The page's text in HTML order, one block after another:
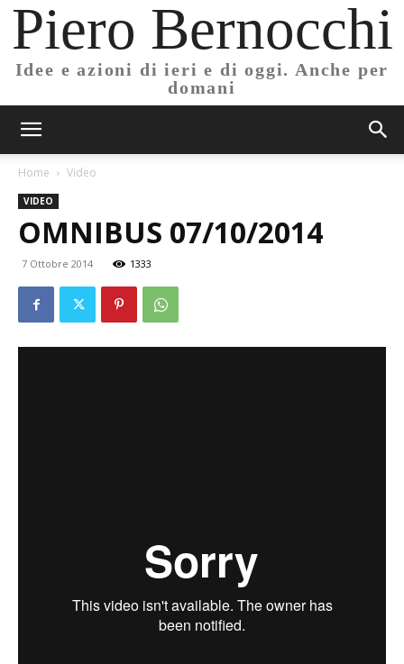
Piero Bernocchi
Idee e azioni di ieri e di oggi. Anche per
domani
Home Video
VIDEO
OMNIBUS 07/10/2014
7 Ottobre 2014 1333